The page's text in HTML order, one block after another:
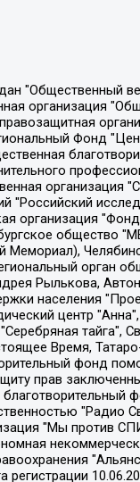
Дмитрий Викторович, Красноярская региональная общественная организация поддержки и развития альтернативных образовательных технологий и межкультурных коммуникаций "ИНТЕРРА", Маяковская Екатерина Алексеевна, Фейгин Марк Захарович, Филимонов Андрей Викторович, Дзугкоева Регина Николаевна, Доброхотов Роман Александрович, Дудь Юрий Александрович, Елкин Сергей Владимирович, Кругликов Кирилл Игоревич, Сабунаева Мария Леонидовна, Семенов Алексей Владимирович, Шаинян Карен Багратович, Шульман Екатерина Михайловна, Асафьев Артур Валерьевич, Вахштайн Виктор Семенович, Венедиктов Алексей Алексеевич, Лушникова Екатерина Евгеньевна, Волков Леонид Михайлович, Невзоров Александр Глебович, Пархоменко Сергей Борисович, Сироткин Ярослав Николаевич, Кара-Мурза Владимир Владимирович, Баранова Наталья Владимировна, Гозман Леонид Яковлевич, Кагарлицкий Борис Юльевич, Климарев Михаил Валерьевич, Милов Владимир Станиславович, Автономная некоммерческая организация Краснодарский центр современного искусства "Типография", Моргенштерн Алишер Тагирович, Соболь Любовь Эдуардовна, Общество с ограниченной ответственностью "ЛИЗА НОРМ", Каспаров Гарри Кимович, Ходорковский Михаил Борисович, Общество с ограниченной ответственностью